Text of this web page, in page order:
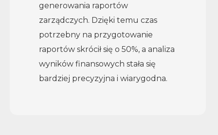
generowania raportów
zarządczych. Dzięki temu czas
potrzebny na przygotowanie
raportów skrócił się o 50%, a analiza
wyników finansowych stała się
bardziej precyzyjna i wiarygodna.